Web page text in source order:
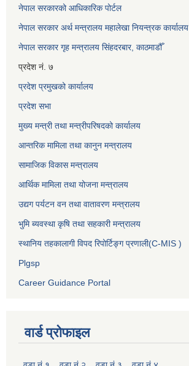
नेपाल सरकारको आधिकारिक पोर्टल
नेपाल सरकार अर्थ मन्त्रालय महालेखा नियन्त्रक कार्यालय
नेपाल सरकार गृह मन्त्रालय सिंहदरबार, काठमाडौँ
प्रदेश नं. ७
प्रदेश प्रमुखको कार्यालय
प्रदेश सभा
मुख्य मन्त्री तथा मन्त्रीपरिषदको कार्यालय
आन्तरिक मामिला तथा कानुन मन्त्रालय
सामाजिक विकास मन्त्रालय
आर्थिक मामिला तथा योजना मन्त्रालय
उद्यग पर्यटन वन तथा वातावरण मन्त्रालय
भुमि ब्यवस्था कृषि तथा सहकारी मन्त्रालय
स्थानिय तहकालागी विपद रिपोर्टिङ्ग प्रणाली(C-MIS )
Plgsp
Career Guidance Portal
वार्ड प्रोफाइल